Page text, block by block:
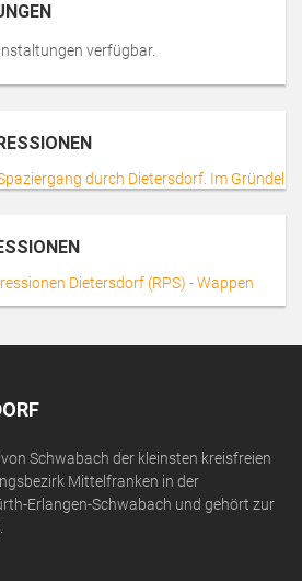
verfügbar.
Schwabach der kleinsten kreisfreien
Mittelfranken in der
Erlangen-Schwabach und gehört zur